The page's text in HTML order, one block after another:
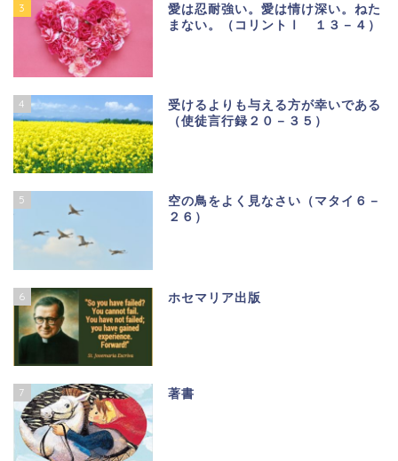
3
愛は忍耐強い。愛は情け深い。ねた
まない。（コリントⅠ １３－４）
4
受けるよりも与える方が幸いである
（使徒言行録２０－３５）
5
空の鳥をよく見なさい（マタイ６－
２６）
6 ホセマリア出版
7 著書